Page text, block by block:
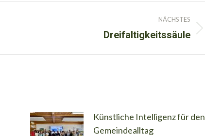
NÄCHSTES
Dreifaltigkeitssäule
Künstliche Intelligenz für den
Gemeindealltag